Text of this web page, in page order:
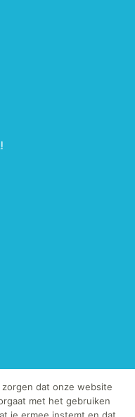
dat onze website
met het gebruiken